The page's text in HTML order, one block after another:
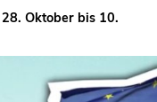
Oktober bis 10.